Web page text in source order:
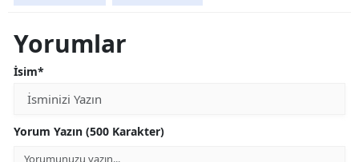
Yorumlar
İsim*
Yorum Yazın (500 Karakter)